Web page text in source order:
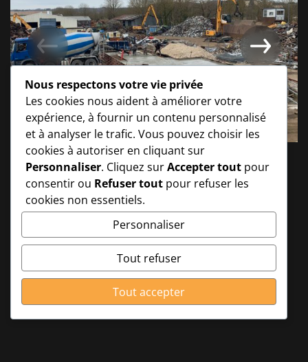
Nous respectons votre vie privée
Les cookies nous aident à améliorer votre
expérience, à fournir un contenu personnalisé
et à analyser le trafic. Vous pouvez choisir les
cookies à autoriser en cliquant sur
Personnaliser. Cliquez surAccepter tout pour
consentir ou Refuser tout pour refuser les
cookies non essentiels.
Personnaliser
Tout refuser
Tout accepter